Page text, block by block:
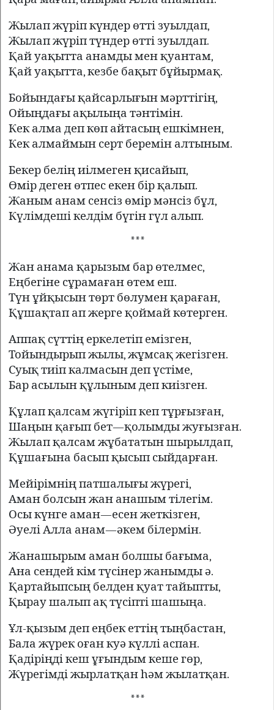
Жылап жүріп күндер өтті зуылдап,
Жылап жүріп түндер өтті зуылдап.
Қай уақытта анамды мен қуантам,
Қай уақытта, кезбе бақыт бұйырмақ.
Бойындағы қайсарлығын мәрттігің,
Ойыңдағы ақылыңа тәнтімін.
Кек алма деп көп айтасың ешкімнен,
Кек алмаймын серт беремін алтыным.
Бекер белің иілмеген қисайып,
Өмір деген өтпес екен бір қалып.
Жаным анам сенсіз өмір мәнсіз бұл,
Күлімдеші келдім бүгін гүл алып.
***
Жан анама қарызым бар өтелмес,
Еңбегіне сұрамаған өтем еш.
Түн ұйқысын төрт бөлумен қараған,
Құшақтап ап жерге қоймай көтерген.
Аппақ сүттің еркелетіп емізген,
Тойындырып жылы, жұмсақ жегізген.
Суық тиіп калмасын деп үстіме,
Бар асылын құлыным деп киізген.
Құлап қалсам жүгіріп кеп тұрғызған,
Шаңын қағып бет—қолымды жуғызған.
Жылап қалсам жұбататын шырылдап,
Құшағына басып қысып сыйдарған.
Мейірімнің патшалығы жүрегі,
Аман болсын жан анашым тілегім.
Осы күнге аман—есен жеткізген,
Әуелі Алла анам—әкем білермін.
Жанашырым аман болшы бағыма,
Ана сендей кім түсінер жанымды ә.
Қартайыпсың белден қуат тайыпты,
Қырау шалып ақ түсіпті шашыңа.
Ұл-қызым деп еңбек еттің тыңбастан,
Бала жүрек оған куә күллі аспан.
Қадіріңді кеш ұғындым кеше гөр,
Жүрегімді жырлатқан һәм жылатқан.
***